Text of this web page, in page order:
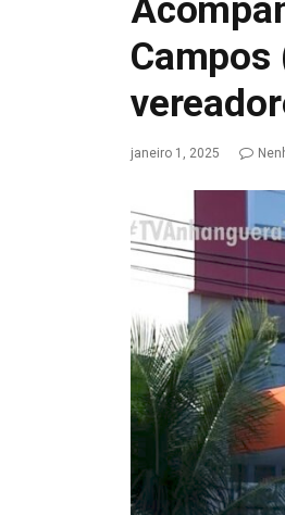
Campos
janeiro 1, 2025